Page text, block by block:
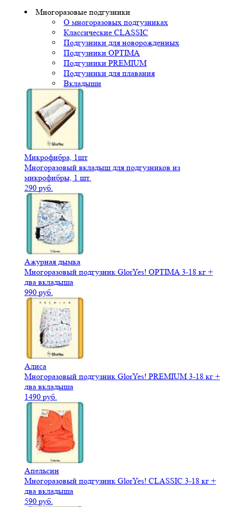
Многоразовые подгузники
О многоразовых подгузниках
Классические CLASSIC
Подгузники для новорожденных
Подгузники OPTIMA
Подгузники PREMIUM
Подгузники для плавания
Вкладыши
Микрофибра, 1шт
Многоразовый вкладыш для подгузников из
микрофибры, 1 шт.
290 руб.
Ажурная дымка
Многоразовый подгузник GlorYes! OPTIMA 3-18 кг +
два вкладыша
990 руб.
Алиса
Многоразовый подгузник GlorYes! PREMIUM 3-18 кг +
два вкладыша
1490 руб.
Апельсин
Многоразовый подгузник GlorYes! CLASSIC 3-18 кг +
два вкладыша
590 руб.